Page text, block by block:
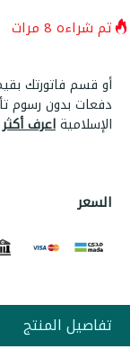
تم شراءه 8 مرات
أو قسم فاتورتك
دفعات بدون رسوم
الإسلاميةاعرف أكثر
السعر
تفاصيل المنتج